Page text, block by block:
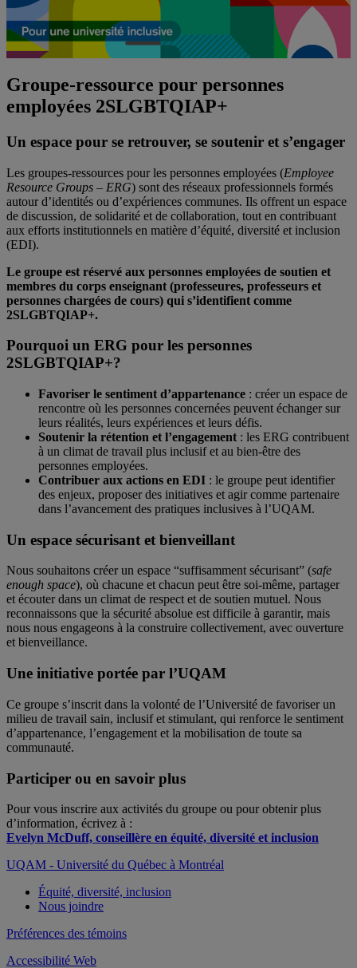
Groupe-ressource pour personnes
employées 2SLGBTQIAP+
Un espace pour se retrouver, se soutenir et s’engager
Les groupes-ressources pour les personnes employées (Employee
Resource Groups – ERG) sont des réseaux professionnels formés
autour d’identités ou d’expériences communes. Ils offrent un espace
de discussion, de solidarité et de collaboration, tout en contribuant
aux efforts institutionnels en matière d’équité, diversité et inclusion
(EDI).
Le groupe est réservé aux personnes employées de soutien et
membres du corps enseignant (professeures, professeurs et
personnes chargées de cours) qui s’identifient comme
2SLGBTQIAP+.
Pourquoi un ERG pour les personnes
2SLGBTQIAP+?
Favoriser le sentiment d’appartenance : créer un espace de
rencontre où les personnes concernées peuvent échanger sur
leurs réalités, leurs expériences et leurs défis.
Soutenir la rétention et l’engagement : les ERG contribuent
à un climat de travail plus inclusif et au bien-être des
personnes employées.
Contribuer aux actions en EDI : le groupe peut identifier
des enjeux, proposer des initiatives et agir comme partenaire
dans l’avancement des pratiques inclusives à l’UQAM.
Un espace sécurisant et bienveillant
Nous souhaitons créer un espace “suffisamment sécurisant” (safe
enough space), où chacune et chacun peut être soi-même, partager
et écouter dans un climat de respect et de soutien mutuel. Nous
reconnaissons que la sécurité absolue est difficile à garantir, mais
nous nous engageons à la construire collectivement, avec ouverture
et bienveillance.
Une initiative portée par l’UQAM
Ce groupe s’inscrit dans la volonté de l’Université de favoriser un
milieu de travail sain, inclusif et stimulant, qui renforce le sentiment
d’appartenance, l’engagement et la mobilisation de toute sa
communauté.
Participer ou en savoir plus
Pour vous inscrire aux activités du groupe ou pour obtenir plus
d’information, écrivez à :
Evelyn McDuff, conseillère en équité, diversité et inclusion
UQAM - Université du Québec à Montréal
Équité, diversité, inclusion
Nous joindre
Préférences des témoins
Accessibilité Web